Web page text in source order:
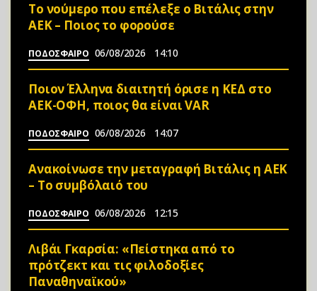
Το νούμερο που επέλεξε ο Βιτάλις στην
ΑΕΚ – Ποιος το φορούσε
ΠΟΔΟΣΦΑΙΡΟ 06/08/2026 14:10
Ποιον Έλληνα διαιτητή όρισε η ΚΕΔ στο
ΑΕΚ-ΟΦΗ, ποιος θα είναι VAR
ΠΟΔΟΣΦΑΙΡΟ 06/08/2026 14:07
Ανακοίνωσε την μεταγραφή Βιτάλις η ΑΕΚ
– Το συμβόλαιό του
ΠΟΔΟΣΦΑΙΡΟ 06/08/2026 12:15
Λιβάι Γκαρσία: «Πείστηκα από το
πρότζεκτ και τις φιλοδοξίες
Παναθηναϊκού»